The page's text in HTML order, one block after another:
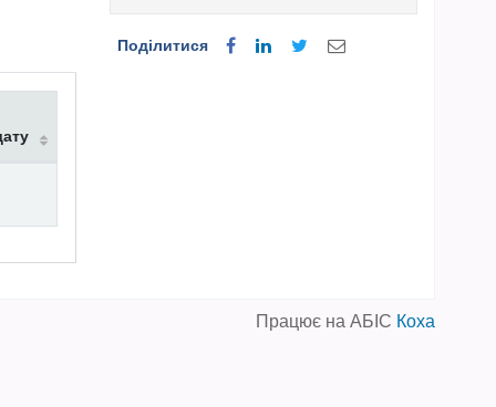
Поділитися
Працює на АБІС Коха